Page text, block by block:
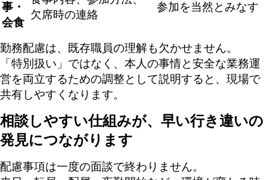
事・
会食
欠席時の連絡
参加を当然とみなす
勤務配慮は、既存職員の理解も欠かせません。
「特別扱い」ではなく、本人の事情と安全な業務運
営を両立するための調整として説明すると、現場で
共有しやすくなります。
相談しやすい仕組みが、早い行き違いの
発見につながります
配慮事項は一度の面談で終わりません。